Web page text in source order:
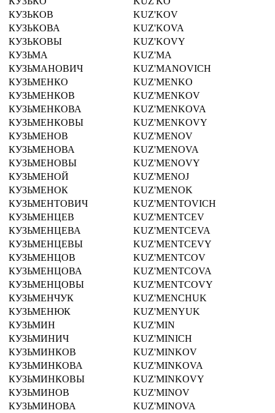
КУЗЬКОВ
KUZ'KOV
КУЗЬКОВА
KUZ'KOVA
КУЗЬКОВЫ
KUZ'KOVY
КУЗЬМА
KUZ'MA
КУЗЬМАНОВИЧ
KUZ'MANOVICH
КУЗЬМЕНКО
KUZ'MENKO
КУЗЬМЕНКОВ
KUZ'MENKOV
КУЗЬМЕНКОВА
KUZ'MENKOVA
КУЗЬМЕНКОВЫ
KUZ'MENKOVY
КУЗЬМЕНОВ
KUZ'MENOV
КУЗЬМЕНОВА
KUZ'MENOVA
КУЗЬМЕНОВЫ
KUZ'MENOVY
КУЗЬМЕНОЙ
KUZ'MENOJ
КУЗЬМЕНОК
KUZ'MENOK
КУЗЬМЕНТОВИЧ
KUZ'MENTOVICH
КУЗЬМЕНЦЕВ
KUZ'MENTCEV
КУЗЬМЕНЦЕВА
KUZ'MENTCEVA
КУЗЬМЕНЦЕВЫ
KUZ'MENTCEVY
КУЗЬМЕНЦОВ
KUZ'MENTCOV
КУЗЬМЕНЦОВА
KUZ'MENTCOVA
КУЗЬМЕНЦОВЫ
KUZ'MENTCOVY
КУЗЬМЕНЧУК
KUZ'MENCHUK
КУЗЬМЕНЮК
KUZ'MENYUK
КУЗЬМИН
KUZ'MIN
КУЗЬМИНИЧ
KUZ'MINICH
КУЗЬМИНКОВ
KUZ'MINKOV
КУЗЬМИНКОВА
KUZ'MINKOVA
КУЗЬМИНКОВЫ
KUZ'MINKOVY
КУЗЬМИНОВ
KUZ'MINOV
КУЗЬМИНОВА
KUZ'MINOVA